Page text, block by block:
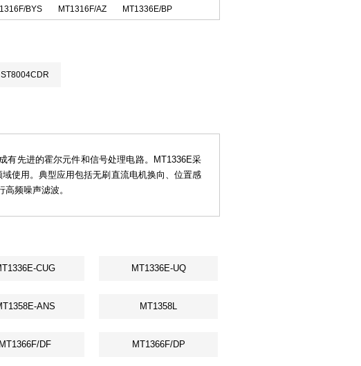
BYS MT1316F/AZ MT1336E/BP
ST8004CDR
有先进的霍尔元件和信号处理电路。MT1336E采
使用。典型应用包括无刷直流电机换向、位置感
频噪声滤波。
CUG MT1336E-UQ
ANS MT1358L
MT1366F/DF MT1366F/DP